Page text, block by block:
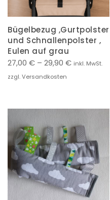
Bügelbezug ,Gurtpolster
und Schnallenpolster ,
Eulen auf grau
27,00 € – 29,90 € inkl. MwSt.
zzgl. Versandkosten